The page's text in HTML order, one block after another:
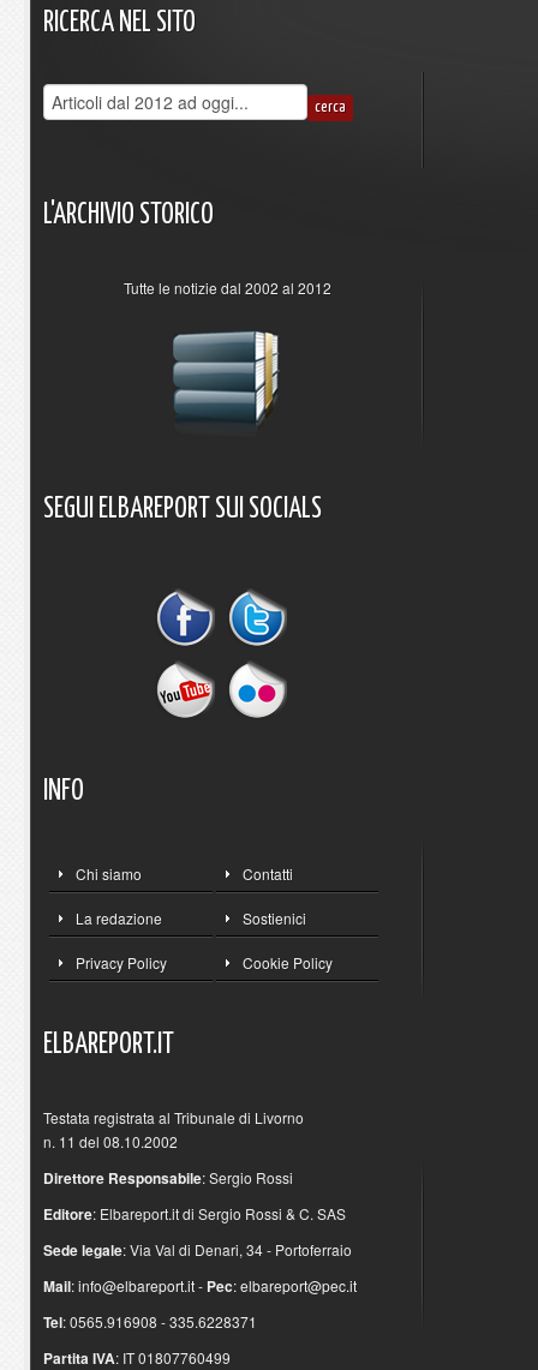
RICERCA NEL SITO
L'ARCHIVIO STORICO
Tutte le notizie dal 2002 al 2012
SEGUI ELBAREPORT SUI SOCIALS
INFO
Chi siamo Contatti
La redazione Sostienici
Privacy Policy Cookie Policy
ELBAREPORT.IT
Testata registrata al Tribunale di Livorno
n. 11 del 08.10.2002
Direttore Responsabile: Sergio Rossi
Editore: Elbareport.it di Sergio Rossi & C. SAS
Sede legale: Via Val di Denari, 34 - Portoferraio
Mail:info@elbareport.it- Pec:elbareport@pec.it
Tel: 0565.916908 - 335.6228371
Partita IVA: IT 01807760499